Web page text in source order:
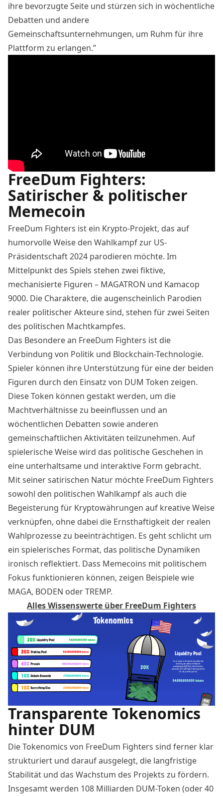
ihre bevorzugte Seite und stürzen sich in wöchentliche
Debatten und andere
Gemeinschaftsunternehmungen, um Ruhm für ihre
Plattform zu erlangen.”
FreeDum Fighters:
Satirischer & politischer
Memecoin
FreeDum Fighters ist ein Krypto-Projekt, das auf
humorvolle Weise den Wahlkampf zur US-
Präsidentschaft 2024 parodieren möchte. Im
Mittelpunkt des Spiels stehen zwei fiktive,
mechanisierte Figuren – MAGATRON und Kamacop
9000. Die Charaktere, die augenscheinlich Parodien
realer politischer Akteure sind, stehen für zwei Seiten
des politischen Machtkampfes.
Das Besondere an FreeDum Fighters ist die
Verbindung von Politik und Blockchain-Technologie.
Spieler können ihre Unterstützung für eine der beiden
Figuren durch den Einsatz von DUM Token zeigen.
Diese Token können gestakt werden, um die
Machtverhältnisse zu beeinflussen und an
wöchentlichen Debatten sowie anderen
gemeinschaftlichen Aktivitäten teilzunehmen. Auf
spielerische Weise wird das politische Geschehen in
eine unterhaltsame und interaktive Form gebracht.
Mit seiner satirischen Natur möchte FreeDum Fighters
sowohl den politischen Wahlkampf als auch die
Begeisterung für Kryptowährungen auf kreative Weise
verknüpfen, ohne dabei die Ernsthaftigkeit der realen
Wahlprozesse zu beeinträchtigen. Es geht schlicht um
ein spielerisches Format, das politische Dynamiken
ironisch reflektiert. Dass Memecoins mit politischem
Fokus funktionieren können, zeigen Beispiele wie
MAGA, BODEN oder TREMP.
Alles Wissenswerte über FreeDum Fighters
Transparente Tokenomics
hinter DUM
Die Tokenomics von FreeDum Fighters sind ferner klar
strukturiert und darauf ausgelegt, die langfristige
Stabilität und das Wachstum des Projekts zu fördern.
Insgesamt werden 108 Milliarden DUM-Token (oder 40